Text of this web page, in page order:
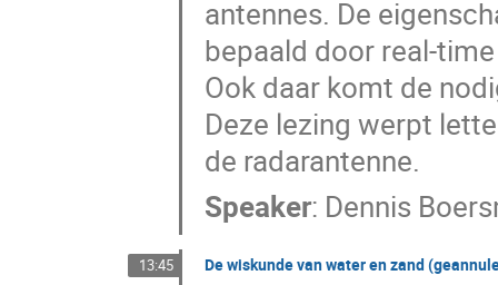
antennes. De
bepaald door real-
Ook daar komt de
Deze lezing werpt
de radarantenne.
Speaker: Dennis
13:45 De wiskunde van water en zand